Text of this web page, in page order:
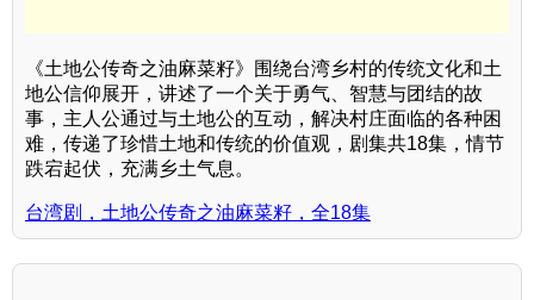
《土地公传奇之油麻菜籽》围绕台湾乡村的传统文化和土
地公信仰展开，讲述了一个关于勇气、智慧与团结的故
事，主人公通过与土地公的互动，解决村庄面临的各种困
难，传递了珍惜土地和传统的价值观，剧集共18集，情节
跌宕起伏，充满乡土气息。
台湾剧，土地公传奇之油麻菜籽，全18集